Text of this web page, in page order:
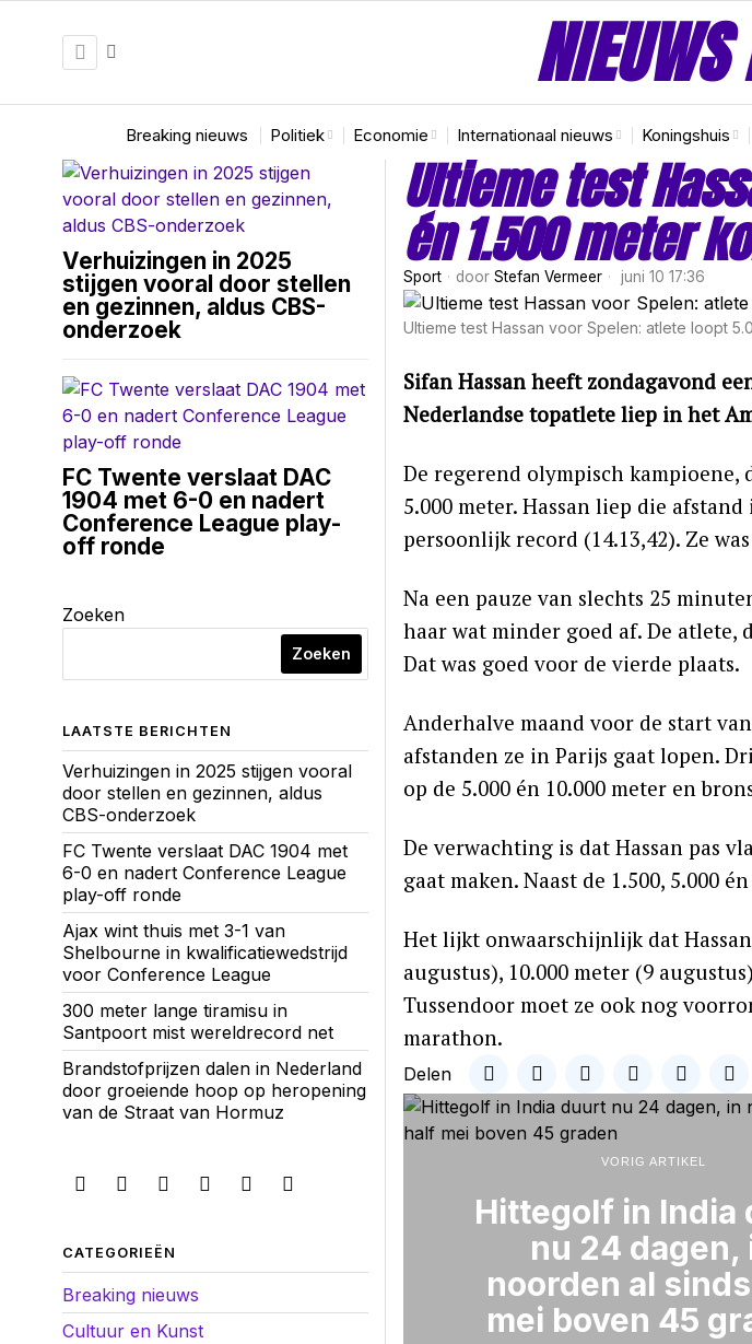
Breaking nieuws Politiek Economie Internationaal nieuws Koningshuis
Ultieme test
én 1.500 meter
Sport door Stefan Vermeer juni 10 17:36
Ultieme test Hassan voor Spelen: atlete loopt
Sifan Hassan heeft zondagavond
Nederlandse topatlete liep in het
De regerend olympisch kampioene,
5.000 meter. Hassan liep die
persoonlijk record (14.13,42). Ze
Na een pauze van slechts 25
haar wat minder goed af. De atlete,
Dat was goed voor de vierde plaats.
Anderhalve maand voor de start
afstanden ze in Parijs gaat lopen.
op de 5.000 én 10.000 meter en
De verwachting is dat Hassan pas
gaat maken. Naast de 1.500, 5.000
Het lijkt onwaarschijnlijk dat
augustus), 10.000 meter (9
Tussendoor moet ze ook nog
marathon.
Delen
VORIG ARTIKEL
Hittegolf in India
nu 24 dagen,
noorden al
mei boven 45
Verhuizingen in 2025
stijgen vooral door stellen
en gezinnen, aldus CBS-
onderzoek
FC Twente verslaat DAC
1904 met 6-0 en nadert
Conference League play-
off ronde
Zoeken
Zoeken
LAATSTE BERICHTEN
Verhuizingen in 2025 stijgen vooral
door stellen en gezinnen, aldus
CBS-onderzoek
FC Twente verslaat DAC 1904 met
6-0 en nadert Conference League
play-off ronde
Ajax wint thuis met 3-1 van
Shelbourne in kwalificatiewedstrijd
voor Conference League
300 meter lange tiramisu in
Santpoort mist wereldrecord net
Brandstofprijzen dalen in Nederland
door groeiende hoop op heropening
van de Straat van Hormuz
CATEGORIEËN
Breaking nieuws
Cultuur en Kunst